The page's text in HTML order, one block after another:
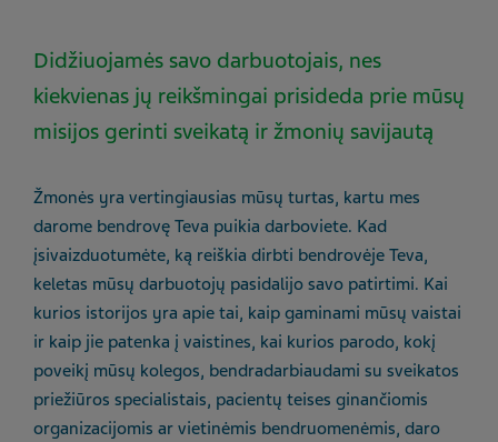
Didžiuojamės savo darbuotojais, nes
kiekvienas jų reikšmingai prisideda prie mūsų
misijos gerinti sveikatą ir žmonių savijautą
Žmonės yra vertingiausias mūsų turtas, kartu mes
darome bendrovę Teva puikia darboviete. Kad
įsivaizduotumėte, ką reiškia dirbti bendrovėje Teva,
keletas mūsų darbuotojų pasidalijo savo patirtimi. Kai
kurios istorijos yra apie tai, kaip gaminami mūsų vaistai
ir kaip jie patenka į vaistines, kai kurios parodo, kokį
poveikį mūsų kolegos, bendradarbiaudami su sveikatos
priežiūros specialistais, pacientų teises ginančiomis
organizacijomis ar vietinėmis bendruomenėmis, daro